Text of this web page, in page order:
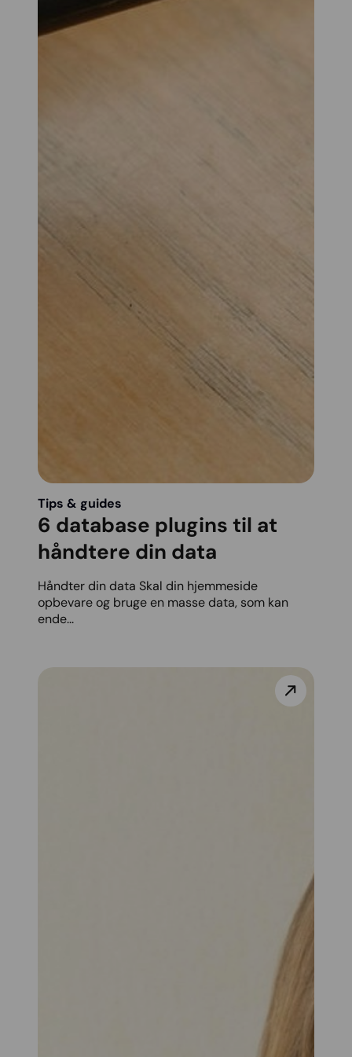
Tips & guides
6 database plugins til at
håndtere din data
Håndter din data Skal din hjemmeside
opbevare og bruge en masse data, som kan
ende...